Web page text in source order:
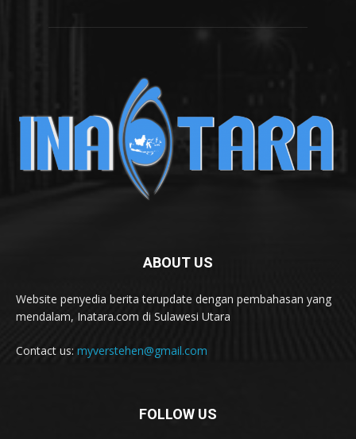
ABOUT US
Website penyedia berita terupdate dengan pembahasan yang
mendalam, Inatara.com di Sulawesi Utara
Contact us: myverstehen@gmail.com
FOLLOW US